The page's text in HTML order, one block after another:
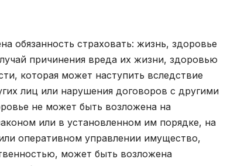
обязанность страховать: жизнь, здоровье
причинения вреда их жизни, здоровью
которая может наступить вследствие
лиц или нарушения договоров с другими
не может быть возложена на
или в установленном им порядке, на
оперативном управлении имущество,
может быть возложена